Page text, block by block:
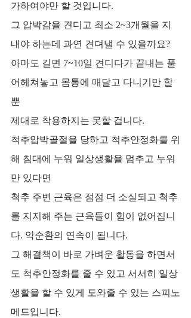
가하여야만 할 것입니다.
그 압박감을 견디고 최소 2~3개월을 지
내야 하는데 과연 견뎌낼 수 있을까요?
아마도 길면 7~10일 견디다가 끝내는 풀
어헤쳐놓고 몸통에 매달고 다니기만 할
뿐
제대로 착용하지는 못할 겁니다.
척추압박골절을 당하고 척추안정화를 위
해 침대에 누워 일상생활을 멈추고 누워
만 있다면
척추 주변 근육은 점점 더 소실되고 척추
를 지지해 주는 근육들이 힘이 없어집니
다. 악순환의 연속이 됩니다.
그 해결책이 바로 가벼운 활동을 하면서
도 척추안정화를 줄 수 있고 서서히 일상
생활을 할 수 있게 도와줄 수 있는 스피노
메드입니다.